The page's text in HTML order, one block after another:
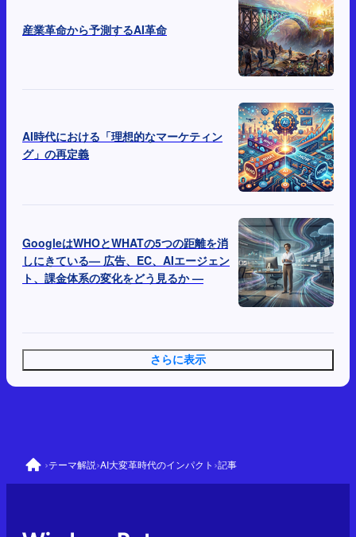
産業革命から予測するAI革命
AI時代における「理想的なマーケティン
グ」の再定義
GoogleはWHOとWHATの5つの距離を消
しにきている— 広告、EC、AIエージェン
ト、課金体系の変化をどう見るか —
さらに表示
›テーマ解説›AI大変革時代のインパクト ›記事